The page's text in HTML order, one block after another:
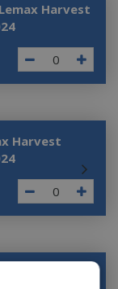
Harvest
Harvest